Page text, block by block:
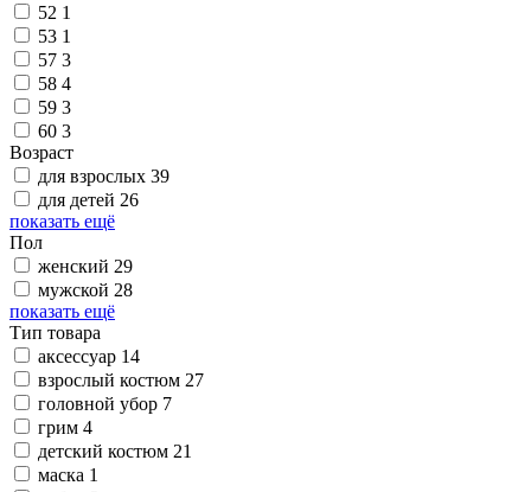
52 1
53 1
57 3
58 4
59 3
60 3
Возраст
для взрослых 39
для детей 26
показать ещё
Пол
женский 29
мужской 28
показать ещё
Тип товара
аксессуар 14
взрослый костюм 27
головной убор 7
грим 4
детский костюм 21
маска 1